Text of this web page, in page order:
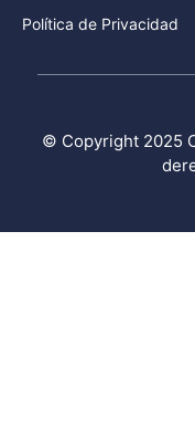
Política de Privacidad
© Copyright 2025